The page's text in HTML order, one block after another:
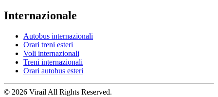
Internazionale
Autobus internazionali
Orari treni esteri
Voli internazionali
Treni internazionali
Orari autobus esteri
© 2026 Virail All Rights Reserved.